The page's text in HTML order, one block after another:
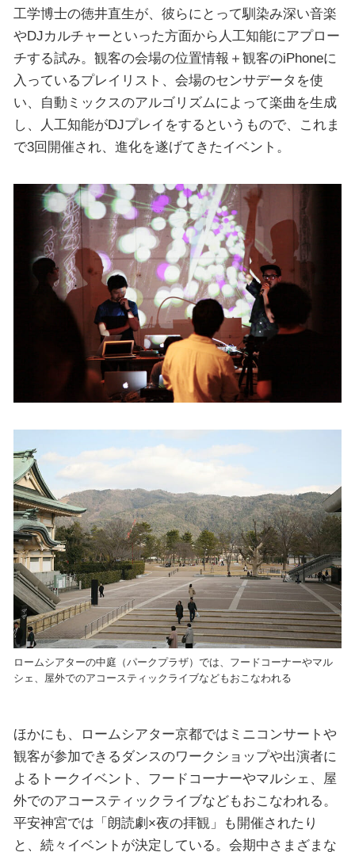
工学博士の徳井直生が、彼らにとって馴染み深い音楽
やDJカルチャーといった方面から人工知能にアプロー
チする試み。観客の会場の位置情報＋観客のiPhoneに
入っているプレイリスト、会場のセンサデータを使
い、自動ミックスのアルゴリズムによって楽曲を生成
し、人工知能がDJプレイをするというもので、これま
で3回開催され、進化を遂げてきたイベント。
ロームシアターの中庭（パークプラザ）では、フードコーナーやマル
シェ、屋外でのアコースティックライブなどもおこなわれる
ほかにも、ロームシアター京都ではミニコンサートや
観客が参加できるダンスのワークショップや出演者に
よるトークイベント、フードコーナーやマルシェ、屋
外でのアコースティックライブなどもおこなわれる。
平安神宮では「朗読劇×夜の拝観」も開催されたり
と、続々イベントが決定している。会期中さまざまな